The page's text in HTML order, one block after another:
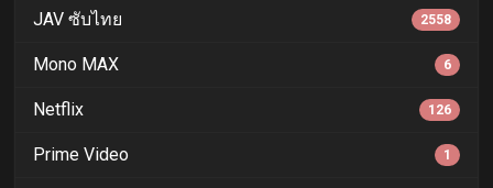
JAV ซับไทย 2558
Mono MAX 6
Netflix 126
Prime Video 1